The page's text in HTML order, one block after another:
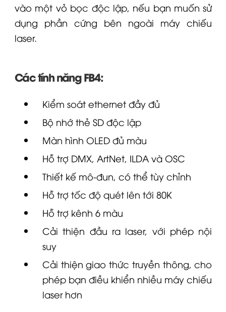
vào một vỏ bọc độc lập, nếu bạn muốn sử
dụng phần cứng bên ngoài máy chiếu
laser.
Các tính năng FB4:
Kiểm soát ethernet đầy đủ
Bộ nhớ thẻ SD độc lập
Màn hình OLED đủ màu
Hỗ trợ DMX, ArtNet, ILDA và OSC
Thiết kế mô-đun, có thể tùy chỉnh
Hỗ trợ tốc độ quét lên tới 80K
Hỗ trợ kênh 6 màu
Cải thiện đầu ra laser, với phép nội
suy
Cải thiện giao thức truyền thông, cho
phép bạn điều khiển nhiều máy chiếu
laser hơn